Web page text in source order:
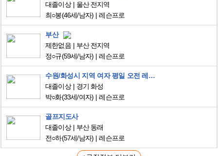
대졸이상
울산 전지역
최○봉(46세/남자) 레슨프로
부산
제한없음
부산 전지역
정○규(59세/남자) 레슨프로
수원/화성시 지역 여자 평일 오전 레슨 구직 희망합니다
대졸이상
경기 화성
박○화(33세/여자) 레슨프로
골프지도사
대졸이상
부산 동래
전○하(57세/남자) 레슨프로